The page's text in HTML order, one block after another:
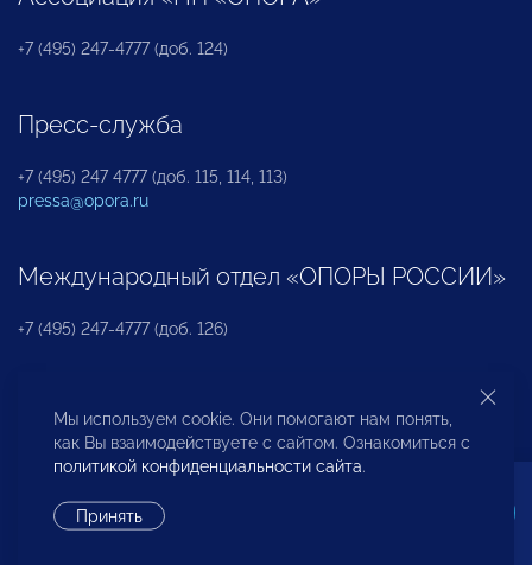
+7 (495) 247-4777 (доб. 124)
Пресс-служба
+7 (495) 247 4777 (доб. 115, 114, 113)
pressa@opora.ru
Международный отдел «ОПОРЫ РОССИИ»
+7 (495) 247-4777 (доб. 126)
Бюро по защите прав предпринимателей и
инвесторов
Мы используем cookie. Они помогают нам понять,
как Вы взаимодействуете с сайтом. Ознакомиться с
политикой конфиденциальности сайта.
Принять